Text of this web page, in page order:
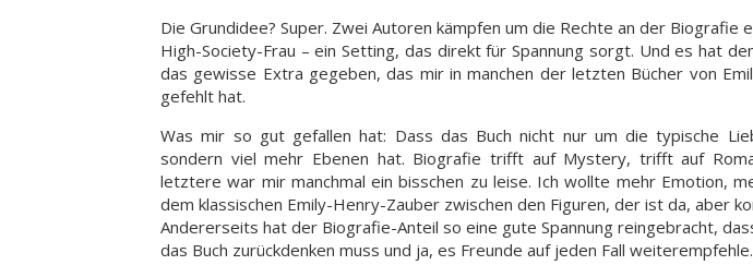
Die Grundidee? Super. Zwei Autoren kämpfen um die Rechte an der Biografie
High-Society-Frau – ein Setting, das direkt für Spannung sorgt. Und es hat
das gewisse Extra gegeben, das mir in manchen der letzten Bücher von
gefehlt hat.
Was mir so gut gefallen hat: Dass das Buch nicht nur um die typische
sondern viel mehr Ebenen hat. Biografie trifft auf Mystery, trifft auf
letztere war mir manchmal ein bisschen zu leise. Ich wollte mehr Emotion,
dem klassischen Emily-Henry-Zauber zwischen den Figuren, der ist da, aber
Andererseits hat der Biografie-Anteil so eine gute Spannung reingebracht,
das Buch zurückdenken muss und ja, es Freunde auf jeden Fall weiterempfehle.